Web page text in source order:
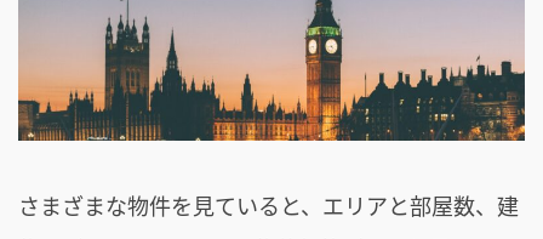
さまざまな物件を見ていると、エリアと部屋数、建